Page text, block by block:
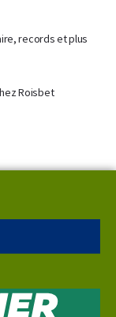
records et plus
Roisbet